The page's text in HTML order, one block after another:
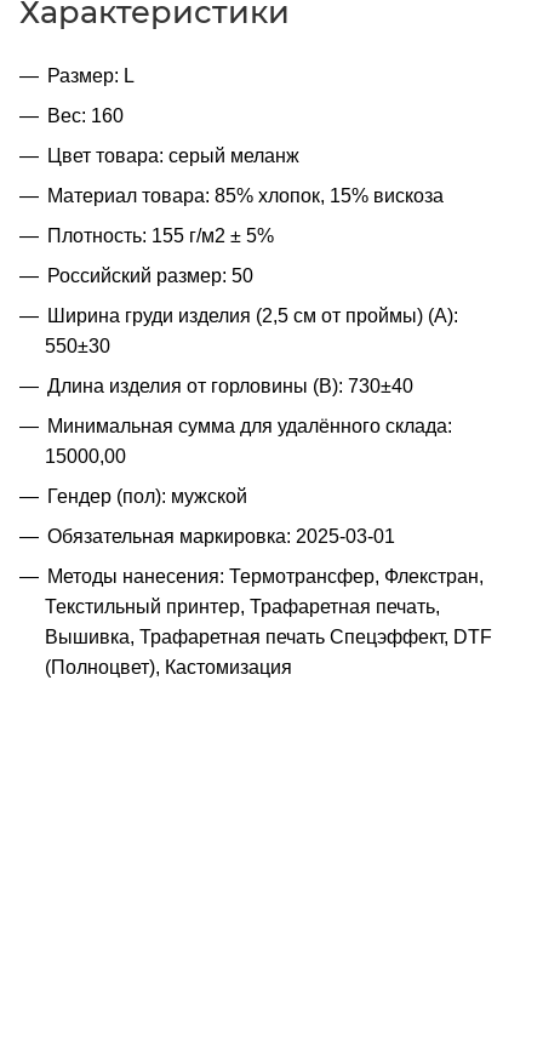
Характеристики
Размер: L
Вес: 160
Цвет товара: серый меланж
Материал товара: 85% хлопок, 15% вискоза
Плотность: 155 г/м2 ± 5%
Российский размер: 50
Ширина груди изделия (2,5 см от проймы) (A):
550±30
Длина изделия от горловины (B): 730±40
Минимальная сумма для удалённого склада:
15000,00
Гендер (пол): мужской
Обязательная маркировка: 2025-03-01
Методы нанесения: Термотрансфер, Флекстран,
Текстильный принтер, Трафаретная печать,
Вышивка, Трафаретная печать Спецэффект, DTF
(Полноцвет), Кастомизация